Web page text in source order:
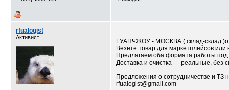
rfualogist
Активист
ГУАНЧЖОУ - МОСКВА ( склад-склад
Везёте товар для маркетплейсов
Предлагаем оба формата работы
Доставка и очистка — реальные, без
Предложения о сотрудничестве и ТЗ
rfualogist@gmail.com